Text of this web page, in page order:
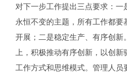
对下一步工作提出三点要求：一
永恒不变的主题，所有工作都要
开展；二是稳定生产、有序创新
上，积极推动有序创新，以创
工作方式和思维模式。管理人员